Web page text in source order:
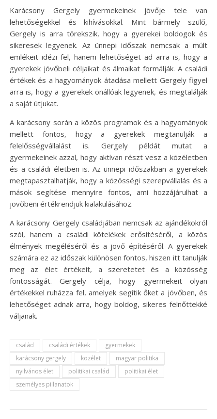
Karácsony Gergely gyermekeinek jövője tele van
lehetőségekkel és kihívásokkal. Mint bármely szülő,
Gergely is arra törekszik, hogy a gyerekei boldogok és
sikeresek legyenek. Az ünnepi időszak nemcsak a múlt
emlékeit idézi fel, hanem lehetőséget ad arra is, hogy a
gyerekek jövőbeli céljaikat és álmaikat formálják. A családi
értékek és a hagyományok átadása mellett Gergely figyel
arra is, hogy a gyerekek önállóak legyenek, és megtalálják
a saját útjukat.
A karácsony során a közös programok és a hagyományok
mellett fontos, hogy a gyerekek megtanulják a
felelősségvállalást is. Gergely példát mutat a
gyermekeinek azzal, hogy aktívan részt vesz a közéletben
és a családi életben is. Az ünnepi időszakban a gyerekek
megtapasztalhatják, hogy a közösségi szerepvállalás és a
mások segítése mennyire fontos, ami hozzájárulhat a
jövőbeni értékrendjük kialakulásához.
A karácsony Gergely családjában nemcsak az ajándékokról
szól, hanem a családi kötelékek erősítéséről, a közös
élmények megéléséről és a jövő építéséről. A gyerekek
számára ez az időszak különösen fontos, hiszen itt tanulják
meg az élet értékeit, a szeretetet és a közösség
fontosságát. Gergely célja, hogy gyermekeit olyan
értékekkel ruházza fel, amelyek segítik őket a jövőben, és
lehetőséget adnak arra, hogy boldog, sikeres felnőttekké
váljanak.
család családi értékek
gyermekek
karácsony gergely
közélet
magyar politika
nyilvános élet
politikai család
politikai élet
személyes pillanatok